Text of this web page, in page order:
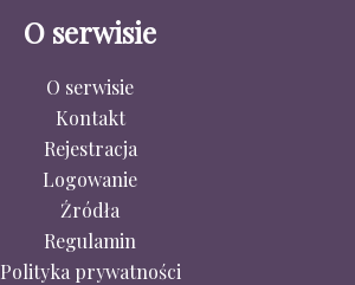
O serwisie
O serwisie
Kontakt
Rejestracja
Logowanie
Źródła
Regulamin
Polityka prywatności